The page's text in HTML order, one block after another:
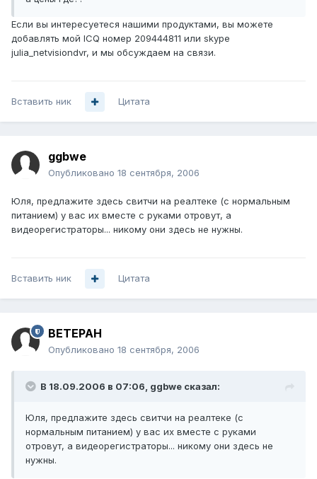
Если вы интересуетеся нашими продуктами, вы можете
добавлять мой ICQ номер 209444811 или skype
julia_netvisiondvr, и мы обсуждаем на связи.
Вставить ник Цитата
ggbwe
Опубликовано 18 сентября, 2006
Юля, предлажите здесь свитчи на реалтеке (с нормальным
питанием) у вас их вместе с руками отровут, а
видеорегистраторы... никому они здесь не нужны.
Вставить ник Цитата
BETEPAH
Опубликовано 18 сентября, 2006
В 18.09.2006 в 07:06, ggbwe сказал:
Юля, предлажите здесь свитчи на реалтеке (с
нормальным питанием) у вас их вместе с руками
отровут, а видеорегистраторы... никому они здесь не
нужны.